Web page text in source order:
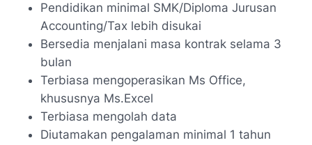
Pendidikan minimal SMK/Diploma Jurusan
Accounting/Tax lebih disukai
Bersedia menjalani masa kontrak selama 3
bulan
Terbiasa mengoperasikan Ms Office,
khususnya Ms.Excel
Terbiasa mengolah data
Diutamakan pengalaman minimal 1 tahun